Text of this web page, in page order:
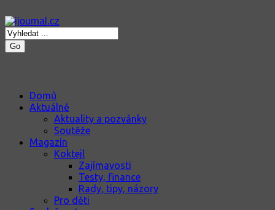
Go
Domů
Aktuálně
Aktuality a pozvánky
Soutěže
Magazín
Koktejl
Zajímavosti
Testy, finance
Rady, tipy, názory
Pro děti